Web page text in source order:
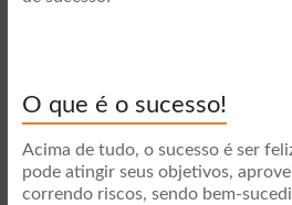
O que é o sucesso!
Acima de tudo, o sucesso é ser
pode atingir seus objetivos,
correndo riscos, sendo bem-